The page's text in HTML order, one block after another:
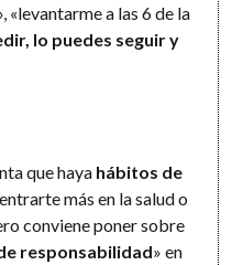
a las 6 de la
lo puedes seguir y
que haya hábitos de
más en la salud o
conviene poner sobre
responsabilidad» en